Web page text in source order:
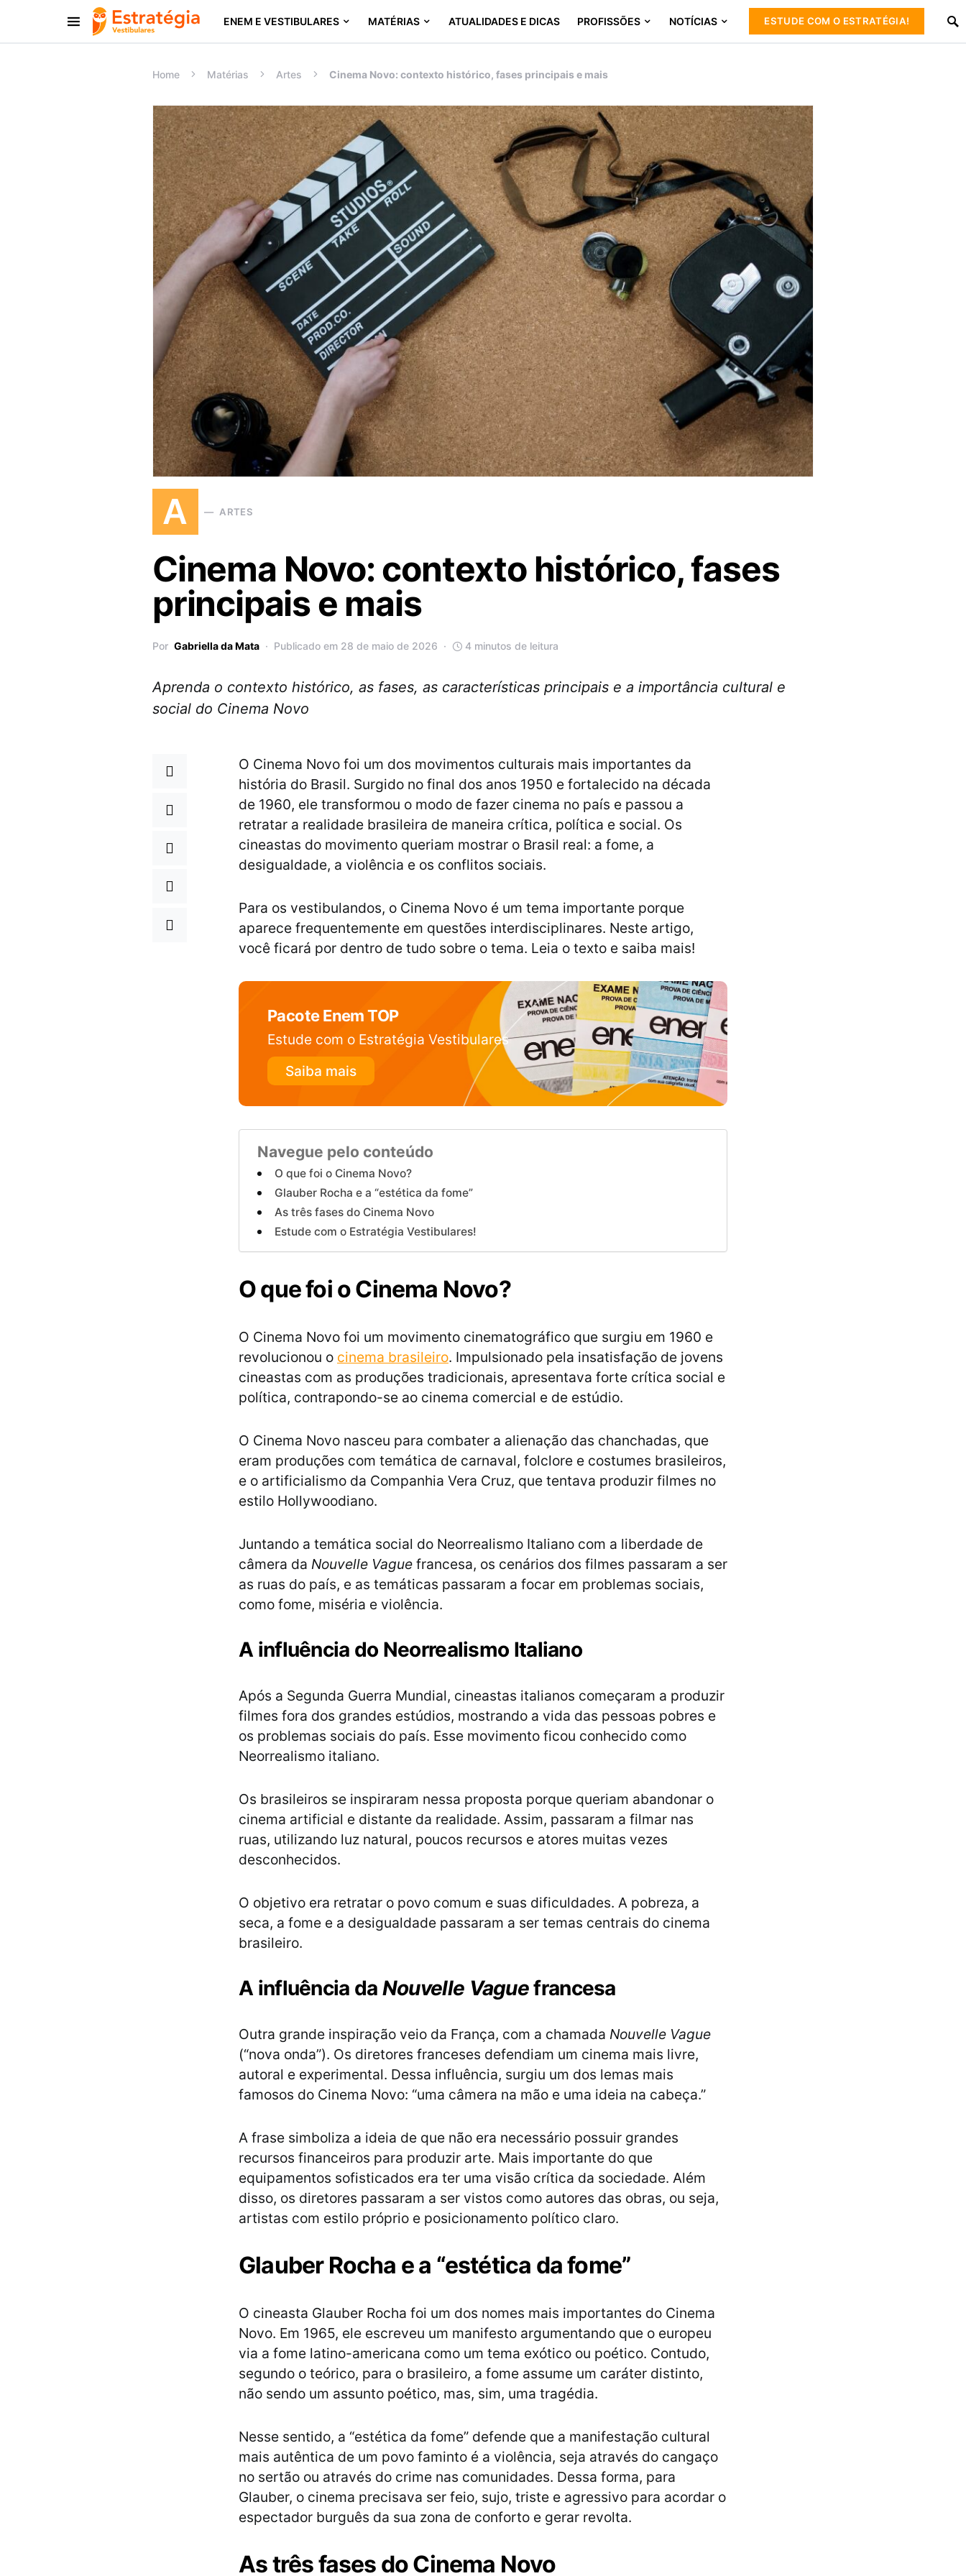
ENEM E VESTIBULARES MATÉRIAS ATUALIDADES E DICAS PROFISSÕES NOTÍCIAS ESTUDE COM O ESTRATÉGIA!
Procurar:
Home Matérias Artes Cinema Novo: contexto histórico, fases principais e mais
A ARTES
Cinema Novo: contexto histórico, fases
principais e mais
Por Gabriella da Mata Publicado em 28 de maio de 2026 4 minutos de leitura
Aprenda o contexto histórico, as fases, as características principais e a importância cultural e
social do Cinema Novo
O Cinema Novo foi um dos movimentos culturais mais importantes da
história do Brasil. Surgido no final dos anos 1950 e fortalecido na década
de 1960, ele transformou o modo de fazer cinema no país e passou a
retratar a realidade brasileira de maneira crítica, política e social. Os
cineastas do movimento queriam mostrar o Brasil real: a fome, a
desigualdade, a violência e os conflitos sociais.
Para os vestibulandos, o Cinema Novo é um tema importante porque
aparece frequentemente em questões interdisciplinares. Neste artigo,
você ficará por dentro de tudo sobre o tema. Leia o texto e saiba mais!
Pacote Enem TOP
Estude com o Estratégia Vestibulares
Saiba mais
Navegue pelo conteúdo
O que foi o Cinema Novo?
Glauber Rocha e a “estética da fome”
As três fases do Cinema Novo
Estude com o Estratégia Vestibulares!
O que foi o Cinema Novo?
O Cinema Novo foi um movimento cinematográfico que surgiu em 1960 e
revolucionou o cinema brasileiro. Impulsionado pela insatisfação de jovens
cineastas com as produções tradicionais, apresentava forte crítica social e
política, contrapondo-se ao cinema comercial e de estúdio.
O Cinema Novo nasceu para combater a alienação das chanchadas, que
eram produções com temática de carnaval, folclore e costumes brasileiros,
e o artificialismo da Companhia Vera Cruz, que tentava produzir filmes no
estilo Hollywoodiano.
Juntando a temática social do Neorrealismo Italiano com a liberdade de
câmera da Nouvelle Vague francesa, os cenários dos filmes passaram a ser
as ruas do país, e as temáticas passaram a focar em problemas sociais,
como fome, miséria e violência.
A influência do Neorrealismo Italiano
Após a Segunda Guerra Mundial, cineastas italianos começaram a produzir
filmes fora dos grandes estúdios, mostrando a vida das pessoas pobres e
os problemas sociais do país. Esse movimento ficou conhecido como
Neorrealismo italiano.
Os brasileiros se inspiraram nessa proposta porque queriam abandonar o
cinema artificial e distante da realidade. Assim, passaram a filmar nas
ruas, utilizando luz natural, poucos recursos e atores muitas vezes
desconhecidos.
O objetivo era retratar o povo comum e suas dificuldades. A pobreza, a
seca, a fome e a desigualdade passaram a ser temas centrais do cinema
brasileiro.
A influência da Nouvelle Vaguefrancesa
Outra grande inspiração veio da França, com a chamada Nouvelle Vague
(“nova onda”). Os diretores franceses defendiam um cinema mais livre,
autoral e experimental. Dessa influência, surgiu um dos lemas mais
famosos do Cinema Novo: “uma câmera na mão e uma ideia na cabeça.”
A frase simboliza a ideia de que não era necessário possuir grandes
recursos financeiros para produzir arte. Mais importante do que
equipamentos sofisticados era ter uma visão crítica da sociedade. Além
disso, os diretores passaram a ser vistos como autores das obras, ou seja,
artistas com estilo próprio e posicionamento político claro.
Glauber Rocha e a “estética da fome”
O cineasta Glauber Rocha foi um dos nomes mais importantes do Cinema
Novo. Em 1965, ele escreveu um manifesto argumentando que o europeu
via a fome latino-americana como um tema exótico ou poético. Contudo,
segundo o teórico, para o brasileiro, a fome assume um caráter distinto,
não sendo um assunto poético, mas, sim, uma tragédia.
Nesse sentido, a “estética da fome” defende que a manifestação cultural
mais autêntica de um povo faminto é a violência, seja através do cangaço
no sertão ou através do crime nas comunidades. Dessa forma, para
Glauber, o cinema precisava ser feio, sujo, triste e agressivo para acordar o
espectador burguês da sua zona de conforto e gerar revolta.
As três fases do Cinema Novo